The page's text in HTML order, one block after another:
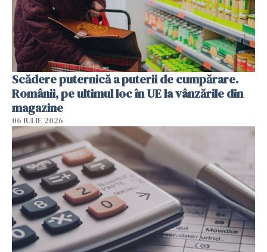
Scădere puternică a puterii de cumpărare.
Românii, pe ultimul loc în UE la vânzările din
magazine
06 IULIE 2026